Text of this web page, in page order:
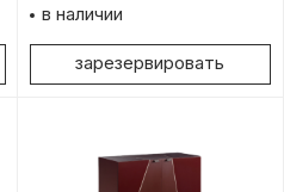
в наличии
зарезервировать